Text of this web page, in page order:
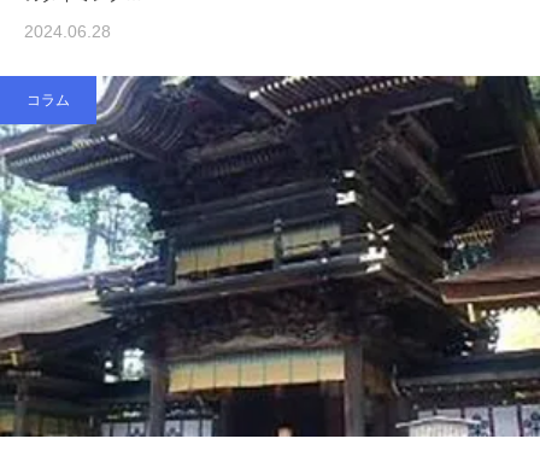
2024.06.28
コラム